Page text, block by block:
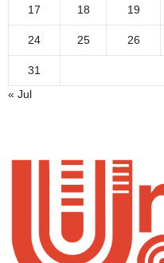
17 18 19
24 25 26
31
« Jul